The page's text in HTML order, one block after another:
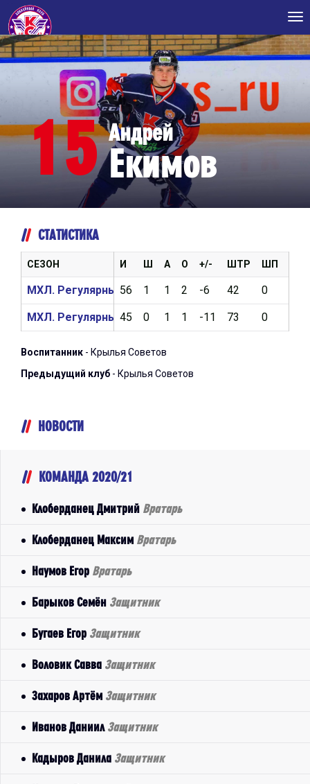
15 Андрей
Екимов
СТАТИСТИКА
И Ш А О +/- ШТР ШП
56 1 1 2 -6 42 0
45 0 1 1 -11 73 0
СЕЗОН
МХЛ. Регулярный чемпионат 2021/2022
МХЛ. Регулярный чемпионат 2020/2021
Воспитанник - Крылья Советов
Предыдущий клуб - Крылья Советов
НОВОСТИ
КОМАНДА 2020/21
Клоберданец Дмитрий Вратарь
Клоберданец Максим Вратарь
Наумов Егор Вратарь
Барыков Семён Защитник
Бугаев Егор Защитник
Воловик Савва Защитник
Захаров Артём Защитник
Иванов Даниил Защитник
Кадыров Данила Защитник